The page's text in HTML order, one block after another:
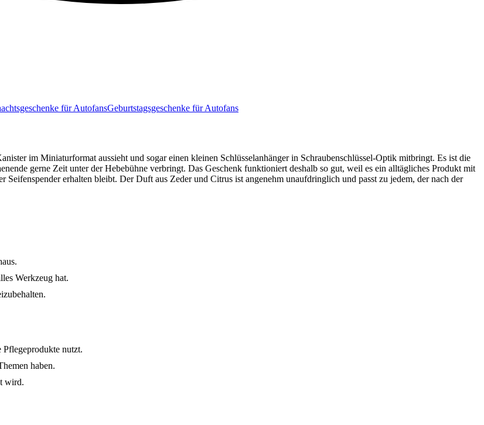
für AutofansGeburtstagsgeschenke für Autofans
im Miniaturformat aussieht und sogar einen kleinen Schlüsselanhänger in Schraubenschlüssel-Optik mitbringt. Es ist die
gerne Zeit unter der Hebebühne verbringt. Das Geschenk funktioniert deshalb so gut, weil es ein alltägliches Produkt mit
erhalten bleibt. Der Duft aus Zeder und Citrus ist angenehm unaufdringlich und passt zu jedem, der nach der
Werkzeug hat.
nutzt.
haben.
wird.